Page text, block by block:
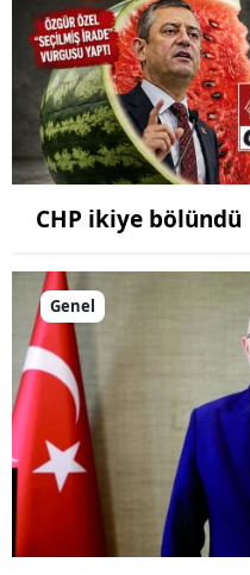
CHP ikiye bölündü
Genel